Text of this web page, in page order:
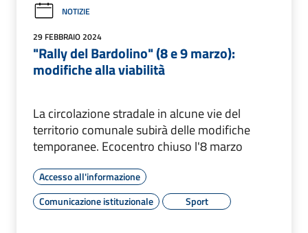
NOTIZIE
29 FEBBRAIO 2024
"Rally del Bardolino" (8 e 9 marzo):
modifiche alla viabilità
La circolazione stradale in alcune vie del
territorio comunale subirà delle modifiche
temporanee. Ecocentro chiuso l'8 marzo
Accesso all'informazione
Comunicazione istituzionale
Sport